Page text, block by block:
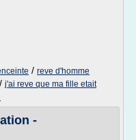
/ reve d'homme
/ j'ai reve que ma fille etait
-